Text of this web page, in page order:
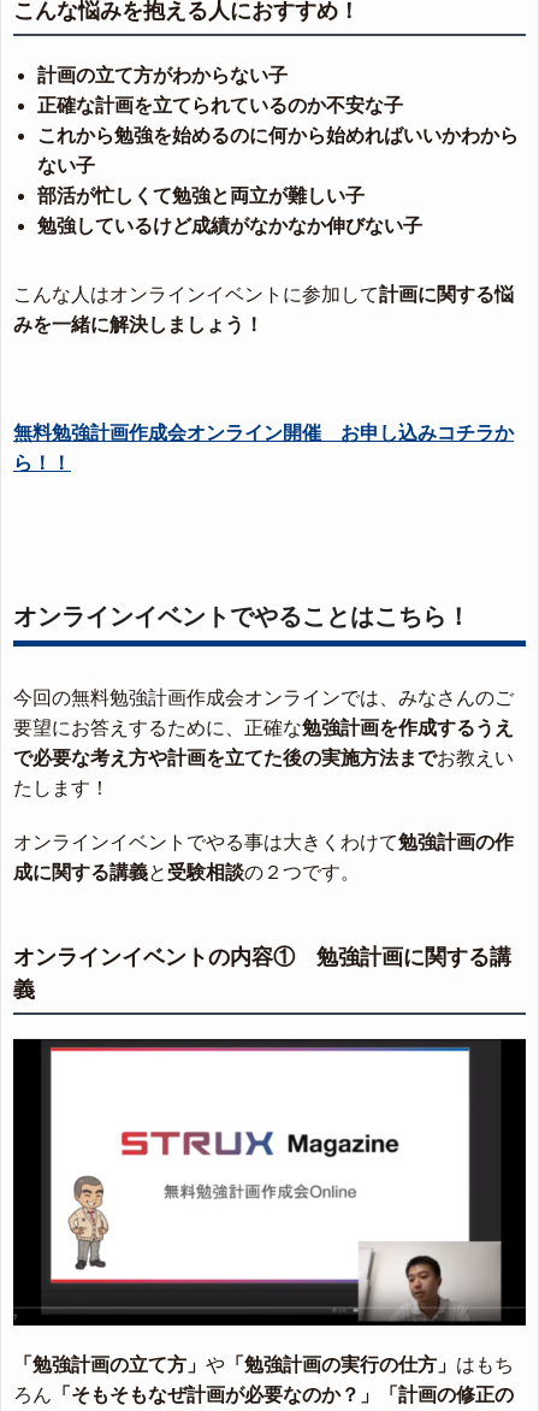
こんな悩みを抱える人におすすめ！
計画の立て方がわからない子
正確な計画を立てられているのか不安な子
これから勉強を始めるのに何から始めればいいかわから
ない子
部活が忙しくて勉強と両立が難しい子
勉強しているけど成績がなかなか伸びない子
こんな人はオンラインイベントに参加して計画に関する悩
みを一緒に解決しましょう！
無料勉強計画作成会オンライン開催 お申し込みコチラか
ら！！
オンラインイベントでやることはこちら！
今回の無料勉強計画作成会オンラインでは、みなさんのご
要望にお答えするために、正確な勉強計画を作成するうえ
で必要な考え方や計画を立てた後の実施方法までお教えい
たします！
オンラインイベントでやる事は大きくわけて勉強計画の作
成に関する講義と 受験相談の２つです。
オンラインイベントの内容① 勉強計画に関する講
義
「勉強計画の立て方」 や 「勉強計画の実行の仕方」 はもち
ろん 「そもそもなぜ計画が必要なのか？」 「計画の修正の